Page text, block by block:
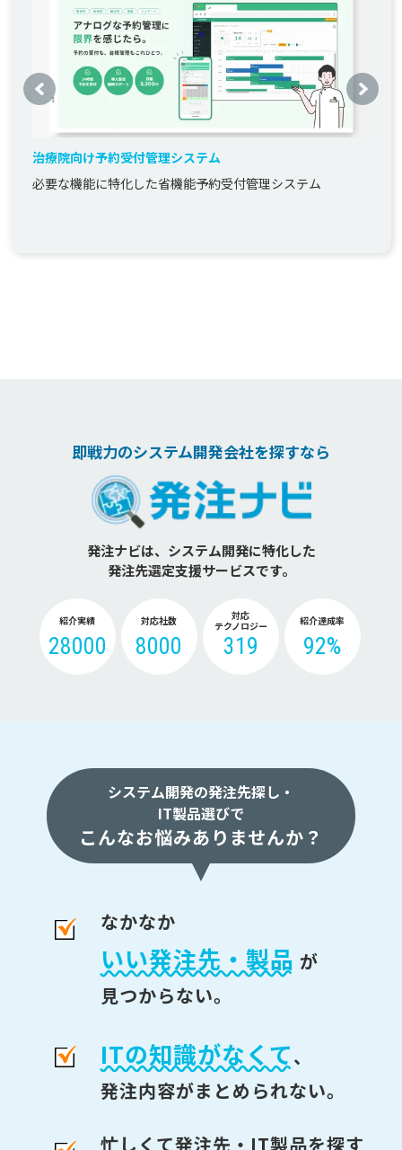
治療院向け予約受付管理システム
必要な機能に特化した省機能予約受付管理システム
即戦力のシステム開発会社を探すなら
発注ナビは、システム開発に特化した
発注先選定支援サービスです。
紹介実績
28000
対応社数
8000
対応
テクノロジー
319
紹介達成率
92%
システム開発の発注先探し・
IT製品選びで
こんなお悩みありませんか？
なかなか
いい発注先・製品 が
見つからない。
ITの知識がなくて、
発注内容がまとめられない。
忙しくて発注先・IT製品を探す